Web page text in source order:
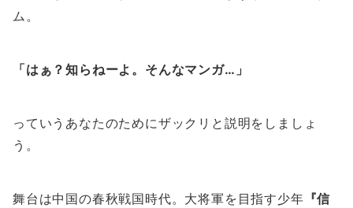
ム。
「はぁ？知らねーよ。そんなマンガ…」
っていうあなたのためにザックリと説明をしましょ
う。
舞台は中国の春秋戦国時代。大将軍を目指す少年 『信